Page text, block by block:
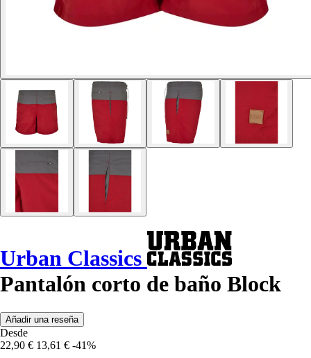
Urban Classics
Pantalón corto de baño Block
Añadir una reseña
Desde
22,90 € 13,61 € -41%